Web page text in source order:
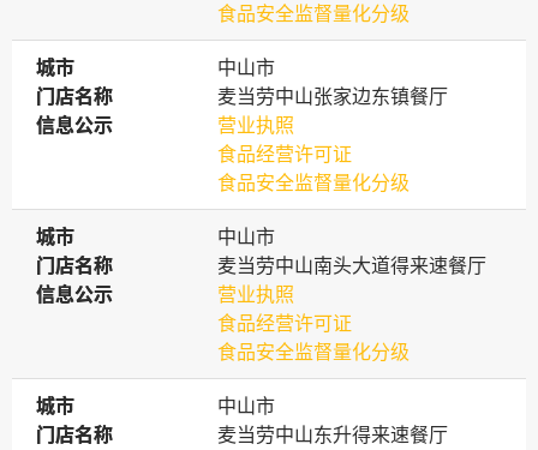
食品安全监督量化分级
城市
城市
中山市
门店名称
门店名称
麦当劳中山张家边东镇餐厅
信息公示
信息公示
营业执照
食品经营许可证
食品安全监督量化分级
城市
城市
中山市
门店名称
门店名称
麦当劳中山南头大道得来速餐厅
信息公示
信息公示
营业执照
食品经营许可证
食品安全监督量化分级
城市
城市
中山市
门店名称
门店名称
麦当劳中山东升得来速餐厅